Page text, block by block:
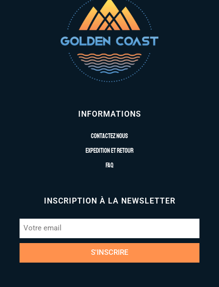
INFORMATIONS
Contactez nous
Expedition et retour
FAQ
INSCRIPTION À LA NEWSLETTER
S'INSCRIRE